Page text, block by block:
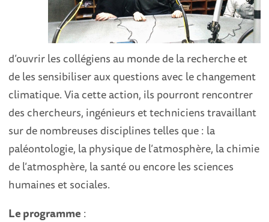
d’ouvrir les collégiens au monde de la recherche et
de les sensibiliser aux questions avec le changement
climatique. Via cette action, ils pourront rencontrer
des chercheurs, ingénieurs et techniciens travaillant
sur de nombreuses disciplines telles que : la
paléontologie, la physique de l’atmosphère, la chimie
de l’atmosphère, la santé ou encore les sciences
humaines et sociales.
Le programme :